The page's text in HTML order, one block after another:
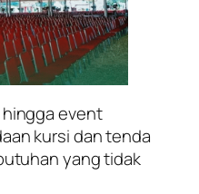
event
kursi dan tenda
yang tidak